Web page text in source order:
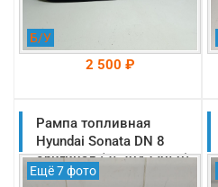
Б/У
2 500 ₽
На складе: Раменское
-->
Рампа топливная
Hyundai Sonata DN 8
оригинал (353042J050)
Ещё 7 фото